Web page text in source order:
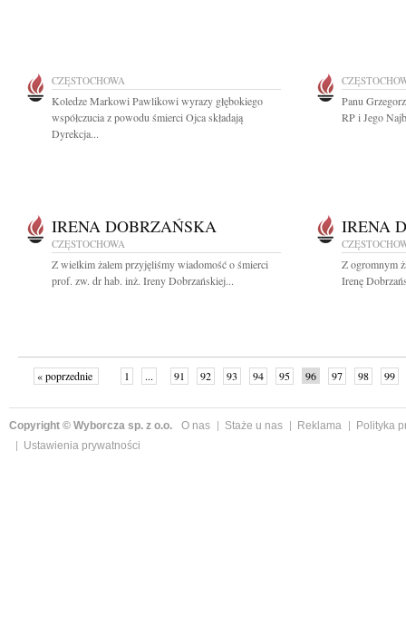
CZĘSTOCHOWA
Koledze Markowi Pawlikowi wyrazy głębokiego
współczucia z powodu śmierci Ojca składają
Dyrekcja...
Panu
RP i Jego
IRENA DOBRZAŃSKA
CZĘSTOCHOWA
Z wielkim żalem przyjęliśmy wiadomość o śmierci
prof. zw. dr hab. inż. Ireny Dobrzańskiej...
IRENA
Z ogromnym
Irenę
« poprzednie 1 ... 91 92 93 94 95 96 97 98 99
Copyright © Wyborcza sp. z o.o. O nas Staże u nas Reklama
Polityka
Ustawienia prywatności